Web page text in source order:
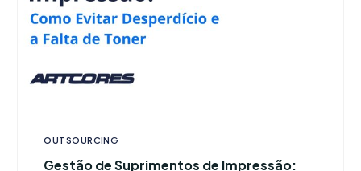
OUTSOURCING
Gestão de Suprimentos de Impressão: